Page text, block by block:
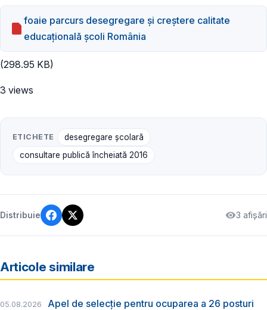
foaie parcurs desegregare şi creştere calitate
educaţională şcoli România
(298.95 KB)
3 views
ETICHETE
desegregare şcolară
consultare publică încheiată 2016
Distribuie 3 afișări
Articole similare
05.08.2026
Apel de selecție pentru ocuparea a 26 posturi